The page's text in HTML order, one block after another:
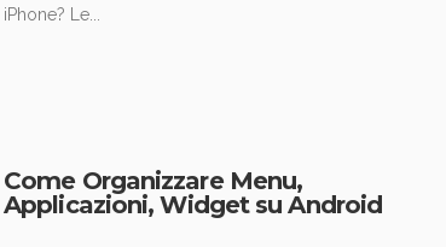
iPhone? Le...
Come Organizzare Menu,
Applicazioni, Widget su Android